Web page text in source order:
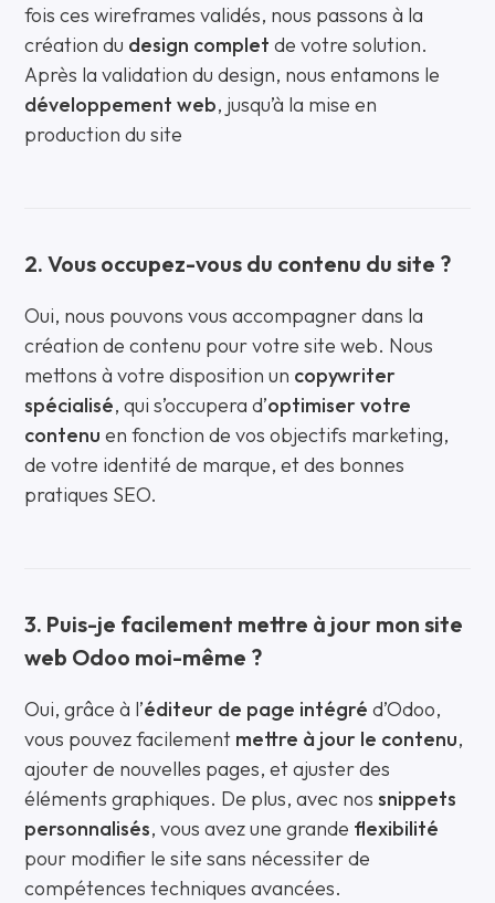
fois ces wireframes validés, nous passons à la
création du design complet de votre solution.
Après la validation du design, nous entamons le
développement web, jusqu’à la mise en
production du site
2. Vous occupez-vous du contenu du site ?
Oui, nous pouvons vous accompagner dans la
création de contenu pour votre site web. Nous
mettons à votre disposition un copywriter
spécialisé, qui s’occupera d’optimiser votre
contenu en fonction de vos objectifs marketing,
de votre identité de marque, et des bonnes
pratiques SEO.
3. Puis-je facilement mettre à jour mon site
web Odoo moi-même ?
Oui, grâce à l’éditeur de page intégré d’Odoo,
vous pouvez facilement mettre à jour le contenu,
ajouter de nouvelles pages, et ajuster des
éléments graphiques. De plus, avec nossnippets
personnalisés, vous avez une grande flexibilité
pour modifier le site sans nécessiter de
compétences techniques avancées.